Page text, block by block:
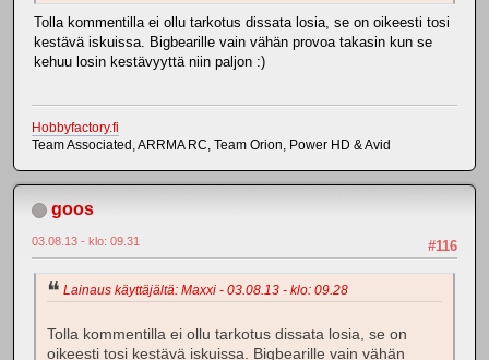
Tolla kommentilla ei ollu tarkotus dissata losia, se on oikeesti tosi
kestävä iskuissa. Bigbearille vain vähän provoa takasin kun se
kehuu losin kestävyyttä niin paljon :)
Hobbyfactory.fi
Team Associated, ARRMA RC, Team Orion, Power HD & Avid
goos
#116
03.08.13 - klo: 09.31
Lainaus käyttäjältä: Maxxi - 03.08.13 - klo: 09.28
Tolla kommentilla ei ollu tarkotus dissata losia, se on
oikeesti tosi kestävä iskuissa. Bigbearille vain vähän